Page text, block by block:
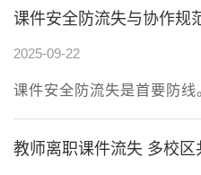
课件安全防流失与协作规
2025-09-22
课件安全防流失是首要防线
教师离职课件流失 多校区